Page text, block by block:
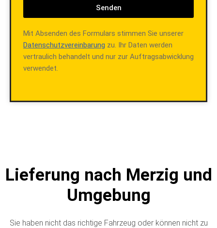
Senden
Mit Absenden des Formulars stimmen Sie unserer
Datenschutzvereinbarung zu. Ihr Daten werden
vertraulich behandelt und nur zur Auftragsabwicklung
verwendet.
Lieferung nach Merzig und
Umgebung
Sie haben nicht das richtige Fahrzeug oder können nicht zu